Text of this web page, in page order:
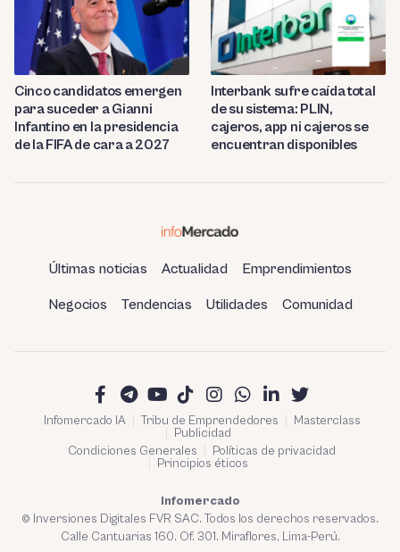
Cinco candidatos emergen
para suceder a Gianni
Infantino en la presidencia
de la FIFA de cara a 2027
Interbank sufre caída total
de su sistema: PLIN,
cajeros, app ni cajeros se
encuentran disponibles
Últimas noticias Actualidad Emprendimientos
Negocios Tendencias Utilidades Comunidad
Infomercado IA Tribu de Emprendedores
Masterclass
Publicidad
Condiciones Generales
Políticas de privacidad
Principios éticos
Infomercado
© Inversiones Digitales FVR SAC. Todos los derechos reservados.
Calle Cantuarias 160. Of. 301. Miraflores, Lima-Perú.